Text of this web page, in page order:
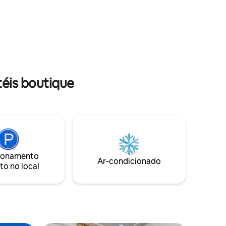
boutique
no local
Ar-condicionado